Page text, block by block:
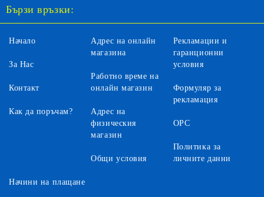
Бързи връзки:
Начало
За Нас
Контакт
Как да поръчам?
Адрес на онлайн
магазина
Работно време на
онлайн магазин
Адрес на
физическия
магазин
Общи условия
Рекламации и
гаранционни
условия
Формуляр за
рекламация
ОРС
Политика за
личните данни
Начини на плащане